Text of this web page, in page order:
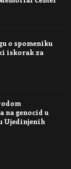
o spomeniku
iskorak za
na genocid u
Ujedinjenih